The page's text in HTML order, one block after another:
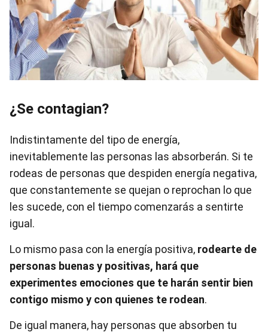
¿Se contagian?
Indistintamente del tipo de energía,
inevitablemente las personas las absorberán. Si te
rodeas de personas que despiden energía negativa,
que constantemente se quejan o reprochan lo que
les sucede, con el tiempo comenzarás a sentirte
igual.
Lo mismo pasa con la energía positiva, rodearte de
personas buenas y positivas, hará que
experimentes emociones que te harán sentir bien
contigo mismo y con quienes te rodean.
De igual manera, hay personas que absorben tu